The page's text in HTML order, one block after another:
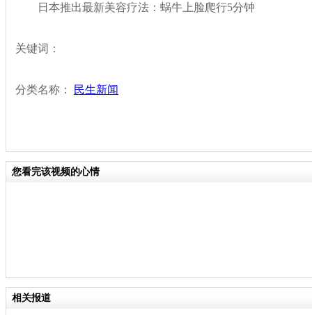
日本推出最新美容疗法：蜗牛上脸爬行5分钟
关键词：
分类名称： 民生新闻
您看完该视频的心情
相关报道